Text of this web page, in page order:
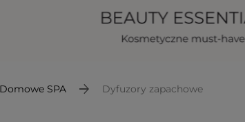
Domowe SPA Dyfuzory zapachowe